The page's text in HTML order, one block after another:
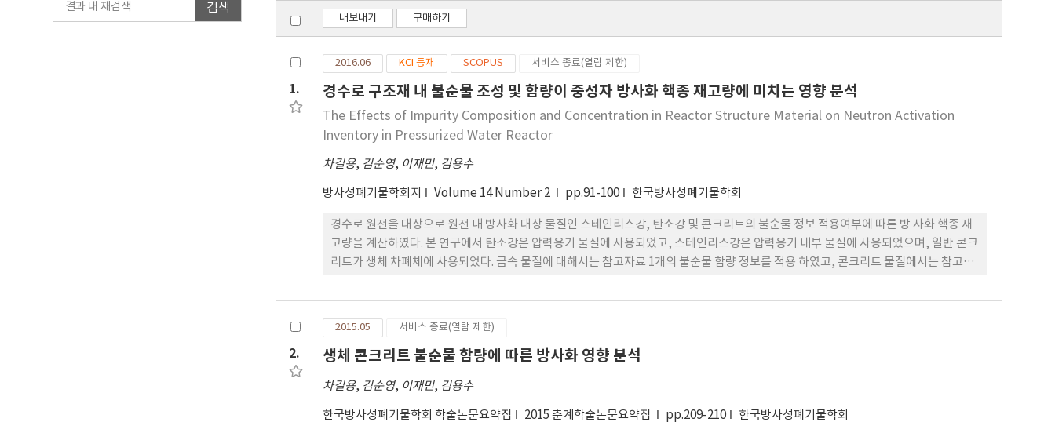
검색
내보내기 구매하기
1.
2016.06 KCI 등재 SCOPUS 서비스 종료(열람 제한)
경수로 구조재 내 불순물 조성 및 함량이 중성자 방사화 핵종 재고량에 미치는 영향 분석
The Effects of Impurity Composition and Concentration in Reactor Structure Material on Neutron Activation
Inventory in Pressurized Water Reactor
차길용, 김순영, 이재민, 김용수
방사성폐기물학회지 Volume 14 Number 2 pp.91-100 한국방사성폐기물학회
경수로 원전을 대상으로 원전 내 방사화 대상 물질인 스테인리스강, 탄소강 및 콘크리트의 불순물 정보 적용여부에 따른 방 사화 핵종 재
고량을 계산하였다. 본 연구에서 탄소강은 압력용기 물질에 사용되었고, 스테인리스강은 압력용기 내부 물질에 사용되었으며, 일반 콘크
리트가 생체 차폐체에 사용되었다. 금속 물질에 대해서는 참고자료 1개의 불순물 함량 정보를 적용 하였고, 콘크리트 물질에서는 참고자
사화 계산에는 FISPACT 전산코드를 각각 사용하였다. 계산 결과, 금속 물질 에서 불순물을 포함한 경우가 그렇지 않은 경우보다 비방사
능이 2배 이상 높았으며, 특히 콘크리트에서는 불순물을 포함한 경우가 그렇지 않은 경우보다 최대 30배 이상 비방사능이 높게 계산되었
다. 방사화 핵종의 생성반응과 재고량을 분석한 결 과, 금속 구조물에서는 불순물 중 Co원소와 중성자에 의해 생성되는 방사화 핵종인
Co-60이, 콘크리트에서는 불순물 중 Co, Eu 원소와 중성자에 의해 생성되는 방사화 핵종인Co-60, Eu-152, Eu-154 이 방사성폐기물
수 있을 뿐 아니라, 해체를 고려한 원전 또는 원자력시설의 설계 단계에서도 참고자료로 활용 될 것으로 판단된다.
2.
2015.05 서비스 종료(열람 제한)
생체 콘크리트 불순물 함량에 따른 방사화 영향 분석
차길용, 김순영, 이재민, 김용수
한국방사성폐기물학회 학술논문요약집 2015 춘계학술논문요약집 pp.209-210 한국방사성폐기물학회